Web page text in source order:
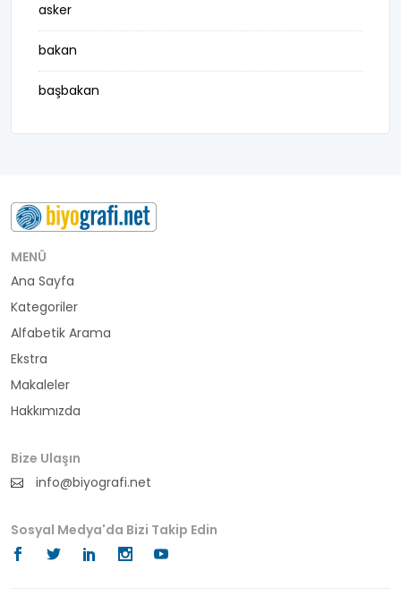
asker
bakan
başbakan
belediye başkanı
buluş
bürokrat
büyükelçi
cumhurbaşkanı
din adamı
doktor
fotoğrafçı
futbol
MENÜ
Ana Sayfa
Kategoriler
Alfabetik Arama
Ekstra
Makaleler
Hakkımızda
Bize Ulaşın
info@biyografi.net
Sosyal Medya'da Bizi Takip Edin